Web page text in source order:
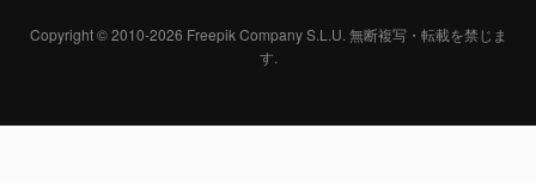
Copyright © 2010-2026 Freepik Company S.L.U. 無断複写・転載を禁じま
す.